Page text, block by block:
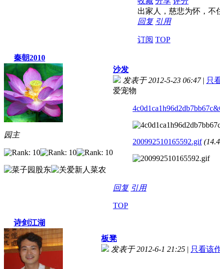
出家人，慈悲为怀，不
回复 引用
订阅 TOP
秦朝2010
园主
沙发
发表于 2012-5-23 06:47| 只
爱宠物
200992510165592.gif
回复 引用
TOP
诗剑江湖
板凳
发表于 2012-6-1 21:25 | 只看该